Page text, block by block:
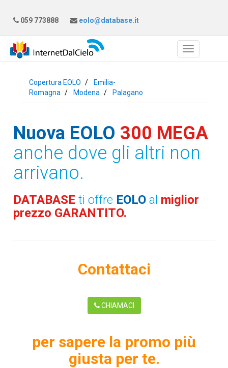
059 773888 eolo@database.it
Copertura EOLO
Emilia-
Romagna
Modena Palagano
Nuova EOLO 300 MEGA
anche dove gli altri non
arrivano.
DATABASEti offre EOLO al miglior
prezzo GARANTITO.
Contattaci
CHIAMACI
per sapere la promo più
giusta per te.